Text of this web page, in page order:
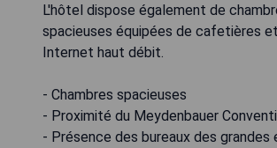
L'hôtel dispose également de
spacieuses équipées de cafetières
Internet haut débit.
- Chambres spacieuses
- Proximité du Meydenbauer
- Présence des bureaux des grandes